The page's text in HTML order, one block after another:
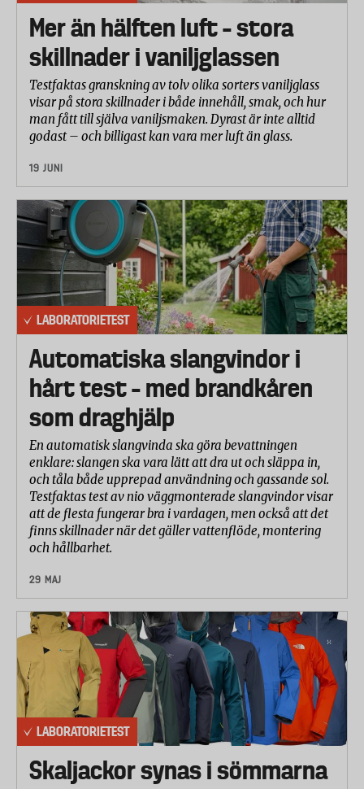
Mer än hälften luft – stora
skillnader i vaniljglassen
Testfaktas granskning av tolv olika sorters vaniljglass
visar på stora skillnader i både innehåll, smak, och hur
man fått till själva vaniljsmaken. Dyrast är inte alltid
godast – och billigast kan vara mer luft än glass.
19 JUNI
LABORATORIETEST
Automatiska slangvindor i
hårt test – med brandkåren
som draghjälp
En automatisk slangvinda ska göra bevattningen
enklare: slangen ska vara lätt att dra ut och släppa in,
och tåla både upprepad användning och gassande sol.
Testfaktas test av nio väggmonterade slangvindor visar
att de flesta fungerar bra i vardagen, men också att det
finns skillnader när det gäller vattenflöde, montering
och hållbarhet.
29 MAJ
LABORATORIETEST
Skaljackor synas i sömmarna